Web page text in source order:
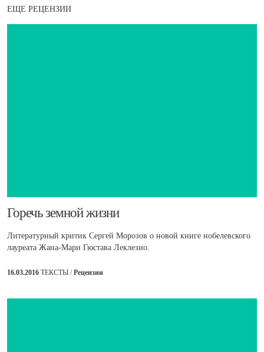
ЕЩЕ РЕЦЕНЗИИ
​Горечь земной жизни
Литературный критик Сергей Морозов о новой книге нобелевского
лауреата Жана-Мари Гюстава Леклезио.
16.03.2016 ТЕКСТЫ /Рецензии